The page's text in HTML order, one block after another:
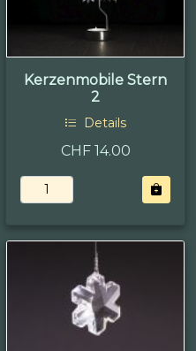
Kerzenmobile Stern
2
Details
CHF 14.00